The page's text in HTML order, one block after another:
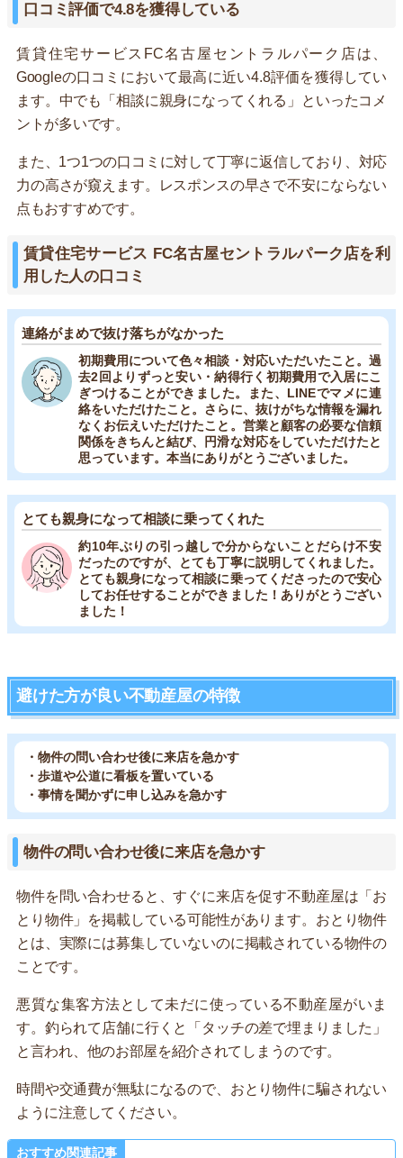
口コミ評価で4.8を獲得している
賃貸住宅サービスFC名古屋セントラルパーク店は、
Googleの口コミにおいて最高に近い4.8評価を獲得してい
ます。中でも「相談に親身になってくれる」といったコメ
ントが多いです。
また、1つ1つの口コミに対して丁寧に返信しており、対応
力の高さが窺えます。レスポンスの早さで不安にならない
点もおすすめです。
賃貸住宅サービス FC名古屋セントラルパーク店を利
用した人の口コミ
連絡がまめで抜け落ちがなかった
初期費用について色々相談・対応いただいたこと。過
去2回よりずっと安い・納得行く初期費用で入居にこ
ぎつけることができました。また、LINEでマメに連
絡をいただけたこと。さらに、抜けがちな情報を漏れ
なくお伝えいただけたこと。営業と顧客の必要な信頼
関係をきちんと結び、円滑な対応をしていただけたと
思っています。本当にありがとうございました。
とても親身になって相談に乗ってくれた
約10年ぶりの引っ越しで分からないことだらけ不安
だったのですが、とても丁寧に説明してくれました。
とても親身になって相談に乗ってくださったので安心
してお任せすることができました！ありがとうござい
ました！
避けた方が良い不動産屋の特徴
・物件の問い合わせ後に来店を急かす
・歩道や公道に看板を置いている
・事情を聞かずに申し込みを急かす
物件の問い合わせ後に来店を急かす
物件を問い合わせると、すぐに来店を促す不動産屋は「お
とり物件」を掲載している可能性があります。おとり物件
とは、実際には募集していないのに掲載されている物件の
ことです。
悪質な集客方法として未だに使っている不動産屋がいま
す。釣られて店舗に行くと「タッチの差で埋まりました」
と言われ、他のお部屋を紹介されてしまうのです。
時間や交通費が無駄になるので、おとり物件に騙されない
ように注意してください。
おすすめ関連記事